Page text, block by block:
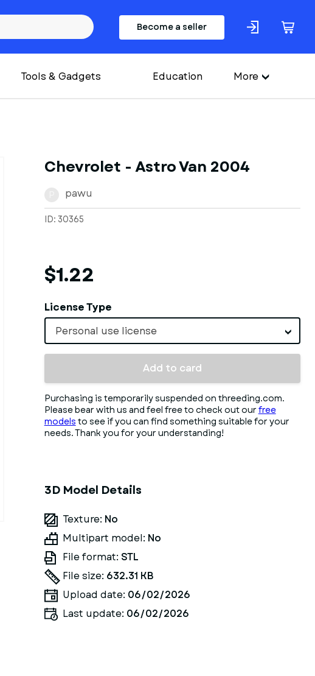
Become a seller
Tools & Gadgets Education More
Chevrolet - Astro Van 2004
pawu
ID: 30365
$1.22
License Type
Personal use license
Add to card
Purchasing is temporarily suspended on threeding.com.
Please bear with us and feel free to check out our free
models to see if you can find something suitable for your
needs. Thank you for your understanding!
3D Model Details
Texture: No
Multipart model: No
File format: STL
File size: 632.31 KB
Upload date: 06/02/2026
Last update: 06/02/2026